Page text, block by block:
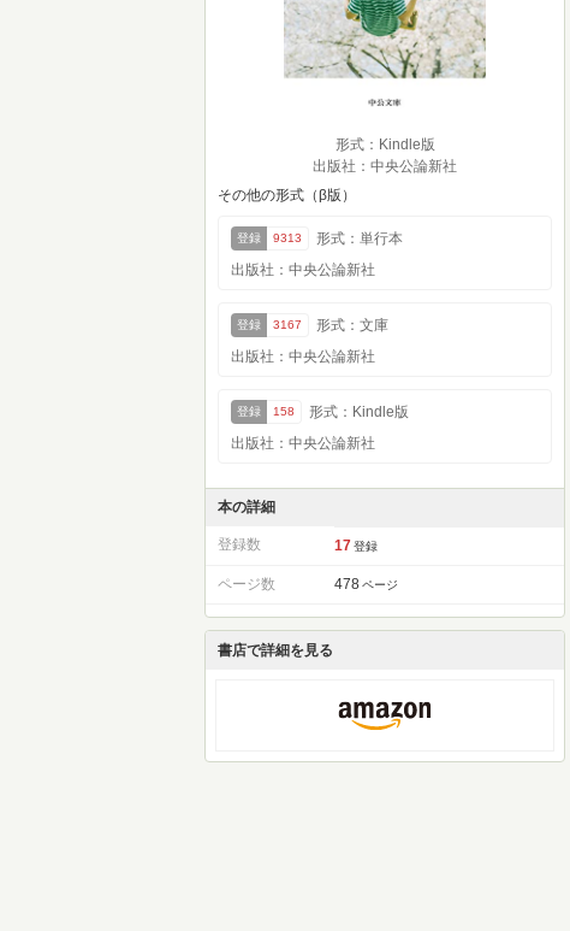
形式：Kindle版
出版社：中央公論新社
その他の形式（β版）
登録 9313
形式：単行本
出版社：中央公論新社
登録 3167
形式：文庫
出版社：中央公論新社
登録 158
形式：Kindle版
出版社：中央公論新社
本の詳細
登録数 17 登録
ページ数 478 ページ
書店で詳細を見る